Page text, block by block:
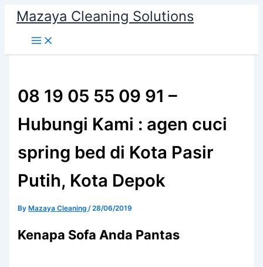
content
Mazaya Cleaning Solutions
08 19 05 55 09 91 –
Hubungi Kami : agen cuci
spring bed di Kota Pasir
Putih, Kota Depok
By Mazaya Cleaning/28/06/2019
Kenapa Sofa Andа Pantas